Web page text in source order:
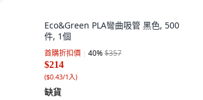
Eco&Green PLA彎曲吸管 黑色, 500
件, 1個
首購折扣價 40%$357
$214
($0.43/1入)
缺貨